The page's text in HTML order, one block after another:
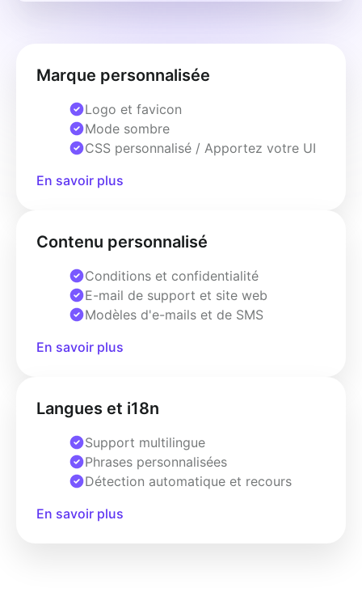
Marque personnalisée
Logo et favicon
Mode sombre
CSS personnalisé / Apportez votre UI
En savoir plus
Contenu personnalisé
Conditions et confidentialité
E-mail de support et site web
Modèles d'e-mails et de SMS
En savoir plus
Langues et i18n
Support multilingue
Phrases personnalisées
Détection automatique et recours
En savoir plus